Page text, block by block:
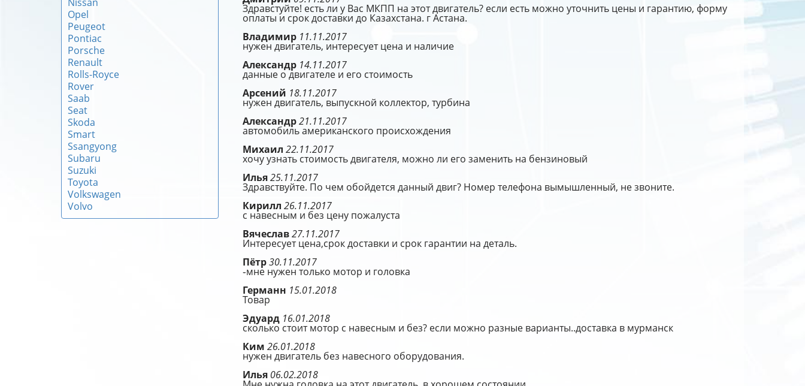
Opel
Peugeot
Pontiac
Porsche
Renault
Rolls-Royce
Rover
Saab
Seat
Skoda
Smart
Ssangyong
Subaru
Suzuki
Toyota
Volkswagen
Volvo
Здравстуйте! есть ли у Вас МКПП на этот двигатель? если есть можно уточнить цены и гарантию, форму
оплаты и срок доставки до Казахстана. г Астана.
Владимир 11.11.2017
нужен двигатель, интересует цена и наличие
Александр 14.11.2017
данные о двигателе и его стоимость
Арсений 18.11.2017
нужен двигатель, выпускной коллектор, турбина
Александр21.11.2017
автомобиль американского происхождения
Михаил 22.11.2017
хочу узнать стоимость двигателя, можно ли его заменить на бензиновый
Илья25.11.2017
Здравствуйте. По чем обойдется данный двиг? Номер телефона вымышленный, не звоните.
Кирилл 26.11.2017
с навесным и без цену пожалуста
Вячеслав27.11.2017
Интересует цена,срок доставки и срок гарантии на деталь.
Пётр30.11.2017
֊мне нужен только мотор и головка
Германн 15.01.2018
Товар
Эдуард 16.01.2018
сколько стоит мотор с навесным и без? если можно разные варианты..доставка в мурманск
Ким 26.01.2018
нужен двигатель без навесного оборудования.
Илья 06.02.2018